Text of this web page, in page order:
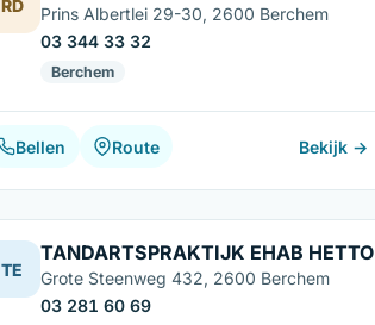
RD
Prins Albertlei 29-30, 2600 Berchem
03 344 33 32
Berchem
Bellen Route Bekijk →
TE
TANDARTSPRAKTIJK EHAB HETTO
Grote Steenweg 432, 2600 Berchem
03 281 60 69